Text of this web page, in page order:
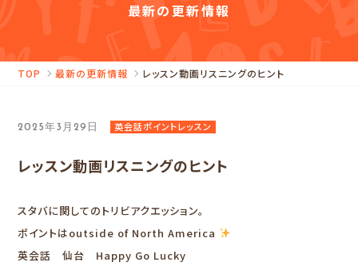
最新の更新情報
TOP 最新の更新情報 レッスン動画リスニングのヒント
2025年3月29日 英会話ポイントレッスン
レッスン動画リスニングのヒント
スタバに関してのトリビアクエッション。
ポイントはoutside of North America
英会話 仙台 Happy Go Lucky